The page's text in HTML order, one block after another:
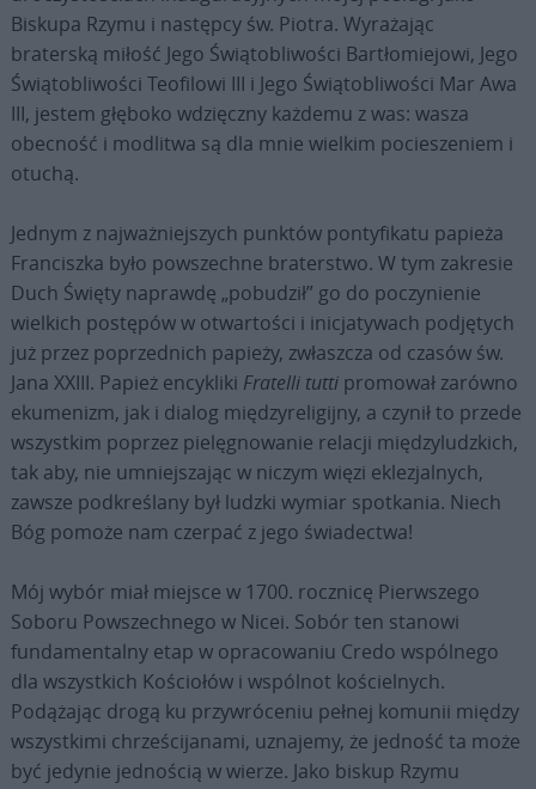
Biskupa Rzymu i następcy św. Piotra. Wyrażając
braterską miłość Jego Świątobliwości Bartłomiejowi, Jego
Świątobliwości Teofilowi III i Jego Świątobliwości Mar Awa
III, jestem głęboko wdzięczny każdemu z was: wasza
obecność i modlitwa są dla mnie wielkim pocieszeniem i
otuchą.
Jednym z najważniejszych punktów pontyfikatu papieża
Franciszka było powszechne braterstwo. W tym zakresie
Duch Święty naprawdę „pobudził” go do poczynienie
wielkich postępów w otwartości i inicjatywach podjętych
już przez poprzednich papieży, zwłaszcza od czasów św.
Jana XXIII. Papież encykliki Fratelli tuttipromował zarówno
ekumenizm, jak i dialog międzyreligijny, a czynił to przede
wszystkim poprzez pielęgnowanie relacji międzyludzkich,
tak aby, nie umniejszając w niczym więzi eklezjalnych,
zawsze podkreślany był ludzki wymiar spotkania. Niech
Bóg pomoże nam czerpać z jego świadectwa!
Mój wybór miał miejsce w 1700. rocznicę Pierwszego
Soboru Powszechnego w Nicei. Sobór ten stanowi
fundamentalny etap w opracowaniu Credo wspólnego
dla wszystkich Kościołów i wspólnot kościelnych.
Podążając drogą ku przywróceniu pełnej komunii między
wszystkimi chrześcijanami, uznajemy, że jedność ta może
być jedynie jednością w wierze. Jako biskup Rzymu